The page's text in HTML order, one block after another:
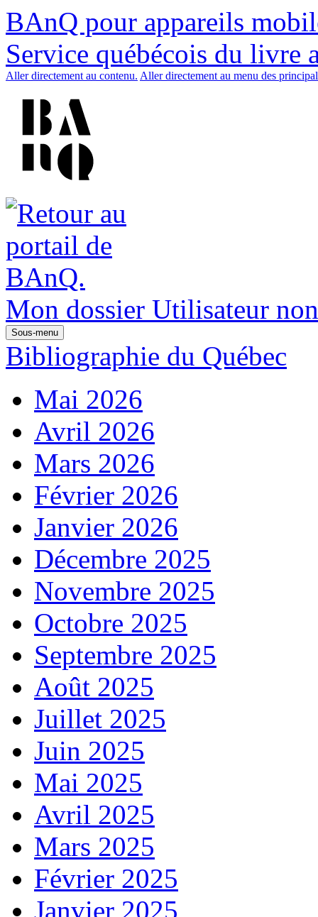
BAnQ pour appareils
Service québécois du livre
Aller directement au contenu. Aller directement au menu des
Mon dossier Utilisateur
Sous-menu
Bibliographie du Québec
Mai 2026
Avril 2026
Mars 2026
Février 2026
Janvier 2026
Décembre 2025
Novembre 2025
Octobre 2025
Septembre 2025
Août 2025
Juillet 2025
Juin 2025
Mai 2025
Avril 2025
Mars 2025
Février 2025
Janvier 2025